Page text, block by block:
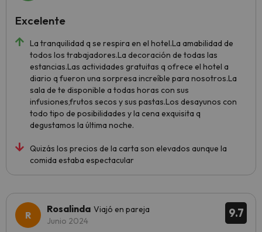
La tranquilidad q se respira en el hotel.La amabilidad de
todos los trabajadores.La decoración de todas las
estancias.Las actividades gratuitas q ofrece el hotel a
diario q fueron una sorpresa increíble para nosotros.La
sala de te disponible a todas horas con sus
infusiones,frutos secos y sus pastas.Los desayunos con
todo tipo de posibilidades y la cena exquisita q
degustamos la última noche.
Quizás los precios de la carta son elevados aunque la
comida estaba espectacular
Excelente
9.7
Rosalinda Viajó en pareja
Junio 2024